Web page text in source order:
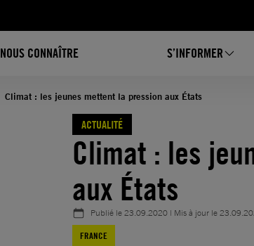
NOUS CONNAÎTRE S’INFORMER
Climat : les jeunes mettent la pression aux États
ACTUALITÉ
Climat : les
aux États
Publié le23.09.2020 | Mis à jour le
FRANCE